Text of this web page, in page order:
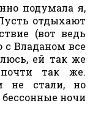
подумала я,
отдыхают
(вот ведь
с Владаном все
ей так же
так же.
не стали, но
ночи